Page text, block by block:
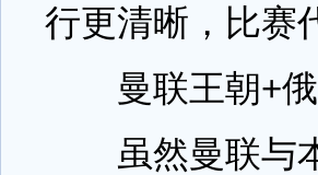
行更清晰，比赛
曼联王朝+俄
虽然曼联与本